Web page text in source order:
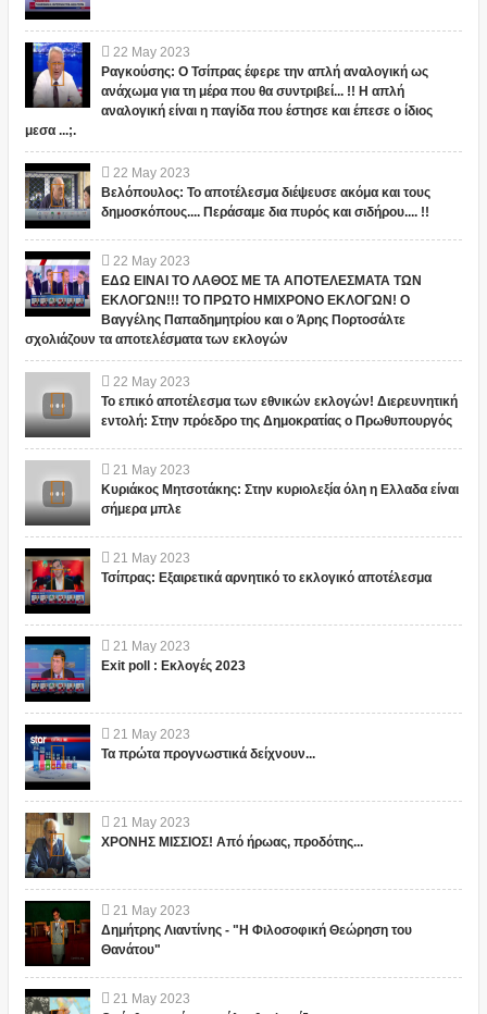
22 May 2023
Ραγκούσης: Ο Τσίπρας έφερε την απλή αναλογική ως
ανάχωμα για τη μέρα που θα συντριβεί... !! Η απλή
αναλογική είναι η παγίδα που έστησε και έπεσε ο ίδιος
μεσα ...;.
22 May 2023
Βελόπουλος: Το αποτέλεσμα διέψευσε ακόμα και τους
δημοσκόπους.... Περάσαμε δια πυρός και σιδήρου.... !!
22 May 2023
ΕΔΩ ΕΙΝΑΙ ΤΟ ΛΑΘΟΣ ΜΕ ΤΑ ΑΠΟΤΕΛΕΣΜΑΤΑ ΤΩΝ
ΕΚΛΟΓΩΝ!!! ΤΟ ΠΡΩΤΟ ΗΜΙΧΡΟΝΟ ΕΚΛΟΓΩΝ! Ο
Βαγγέλης Παπαδημητρίου και ο Άρης Πορτοσάλτε
σχολιάζουν τα αποτελέσματα των εκλογών
22 May 2023
Το επικό αποτέλεσμα των εθνικών εκλογών! Διερευνητική
εντολή: Στην πρόεδρο της Δημοκρατίας ο Πρωθυπουργός
21 May 2023
Κυριάκος Μητσοτάκης: Στην κυριολεξία όλη η Ελλαδα είναι
σήμερα μπλε
21 May 2023
Τσίπρας: Εξαιρετικά αρνητικό το εκλογικό αποτέλεσμα
21 May 2023
Exit poll : Εκλογές 2023
21 May 2023
Τα πρώτα προγνωστικά δείχνουν...
21 May 2023
ΧΡΟΝΗΣ ΜΙΣΣΙΟΣ! Από ήρωας, προδότης...
21 May 2023
Δημήτρης Λιαντίνης - "Η Φιλοσοφική Θεώρηση του
Θανάτου"
21 May 2023